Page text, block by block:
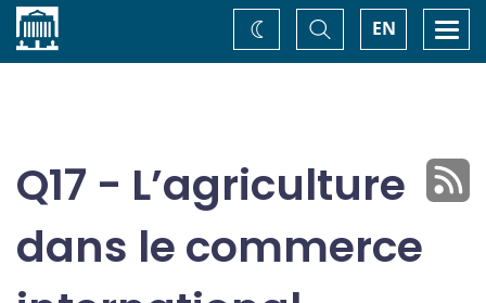
Accueil EN
Basculer
la
recherche
Changez
de
Q17 - L’agriculture
dans le commerce